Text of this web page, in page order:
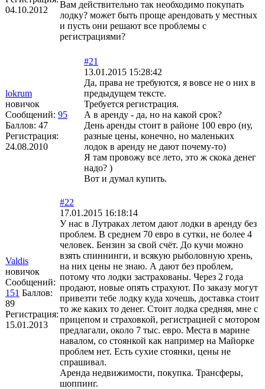
04.10.2012
Вам действительно так необходимо покупать
лодку? может быть проще арендовать у местных
и пусть они решают все проблемы с
регистрациями?
lokrum
новичок
Сообщений: 95
Баллов: 47
Регистрация:
24.08.2010
#21
13.01.2015 15:28:42
Да, права не требуются, я вовсе не о них в
предыдущем тексте.
Требуется регистрация.
А в аренду - да, но на какой срок?
День аренды стоит в районе 100 евро (ну,
разные цены, конечно, но маленьких
лодок в аренду не дают почему-то)
Я там провожу все лето, это ж скока денег
надо? )
Вот и думал купить.
Valdis
новичок
Сообщений:
151 Баллов:
89
Регистрация:
15.01.2013
#22
17.01.2015 16:18:14
У нас в Лутраках летом дают лодки в аренду без
проблем. В среднем 70 евро в сутки, не более 4
человек. Бензин за свой счёт. До кучи можно
взять спиннинги, и всякую рыболовную хрень,
на них цены не знаю. А дают без проблем,
потому что лодки застрахованы. Через 2 года
продают, новые опять страхуют. По заказу могут
привезти тебе лодку куда хочешь, доставка стоит
то же каких то денег. Стоит лодка средняя, мне с
прицепом и страховкой, регистрацией с мотором
предлагали, около 7 тыс. евро. Места в марине
навалом, со стоянкой как например на Майорке
проблем нет. Есть сухие стоянки, цены не
спрашивал.
Аренда недвижимости, покупка. Трансферы,
шоппинг.